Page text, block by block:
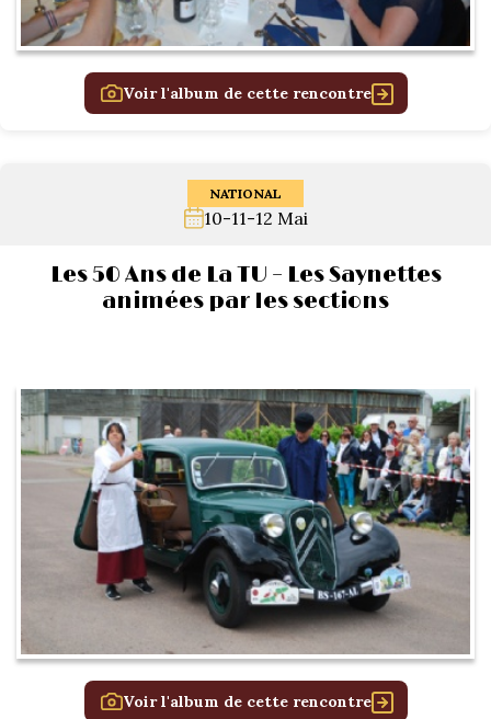
Voir l'album de cette rencontre
NATIONAL
10-11-12 Mai
Les 50 Ans de La TU – Les Saynettes
animées par les sections
Voir l'album de cette rencontre